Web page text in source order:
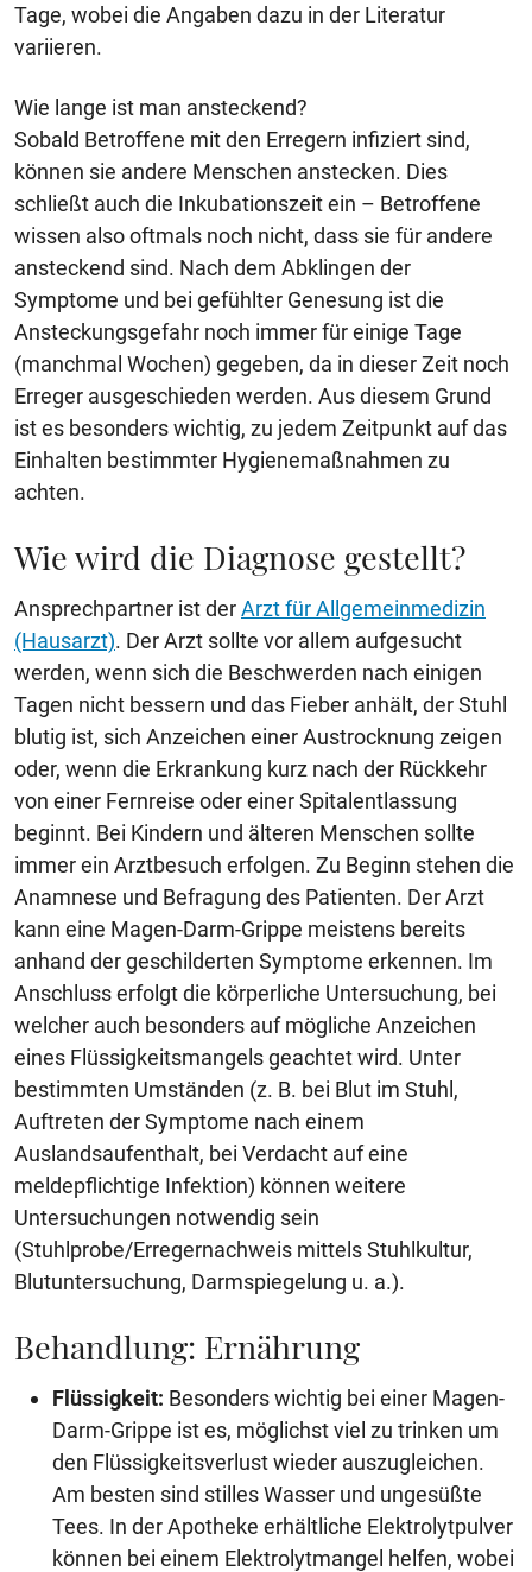
Tage, wobei die Angaben dazu in der Literatur
variieren.
Wie lange ist man ansteckend?
Sobald Betroffene mit den Erregern infiziert sind,
können sie andere Menschen anstecken. Dies
schließt auch die Inkubationszeit ein – Betroffene
wissen also oftmals noch nicht, dass sie für andere
ansteckend sind. Nach dem Abklingen der
Symptome und bei gefühlter Genesung ist die
Ansteckungsgefahr noch immer für einige Tage
(manchmal Wochen) gegeben, da in dieser Zeit noch
Erreger ausgeschieden werden. Aus diesem Grund
ist es besonders wichtig, zu jedem Zeitpunkt auf das
Einhalten bestimmter Hygienemaßnahmen zu
achten.
Wie wird die Diagnose gestellt?
Ansprechpartner ist derArzt für Allgemeinmedizin
(Hausarzt). Der Arzt sollte vor allem aufgesucht
werden, wenn sich die Beschwerden nach einigen
Tagen nicht bessern und das Fieber anhält, der Stuhl
blutig ist, sich Anzeichen einer Austrocknung zeigen
oder, wenn die Erkrankung kurz nach der Rückkehr
von einer Fernreise oder einer Spitalentlassung
beginnt. Bei Kindern und älteren Menschen sollte
immer ein Arztbesuch erfolgen. Zu Beginn stehen die
Anamnese und Befragung des Patienten. Der Arzt
kann eine Magen-Darm-Grippe meistens bereits
anhand der geschilderten Symptome erkennen. Im
Anschluss erfolgt die körperliche Untersuchung, bei
welcher auch besonders auf mögliche Anzeichen
eines Flüssigkeitsmangels geachtet wird. Unter
bestimmten Umständen (z. B. bei Blut im Stuhl,
Auftreten der Symptome nach einem
Auslandsaufenthalt, bei Verdacht auf eine
meldepflichtige Infektion) können weitere
Untersuchungen notwendig sein
(Stuhlprobe/Erregernachweis mittels Stuhlkultur,
Blutuntersuchung, Darmspiegelung u. a.).
Behandlung: Ernährung
Flüssigkeit: Besonders wichtig bei einer Magen-
Darm-Grippe ist es, möglichst viel zu trinken um
den Flüssigkeitsverlust wieder auszugleichen.
Am besten sind stilles Wasser und ungesüßte
Tees. In der Apotheke erhältliche Elektrolytpulver
können bei einem Elektrolytmangel helfen, wobei